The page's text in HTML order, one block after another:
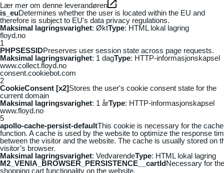
Lær mer om denne leverandøren
is_euDetermines whether the user is located within the EU and
therefore is subject to EU's data privacy regulations.
Maksimal lagringsvarighet: ØktType: HTML lokal lagring
floyd.no
1
PHPSESSIDPreserves user session state across page requests.
Maksimal lagringsvarighet: 1 dagType: HTTP-informasjonskapsel
www.collect.floyd.no
consent.cookiebot.com
2
CookieConsent [x2]Stores the user's cookie consent state for the
current domain
Maksimal lagringsvarighet: 1 årType: HTTP-informasjonskapsel
www.floyd.no
5
apollo-cache-persist-defaultThis cookie is necessary for the cache
function. A cache is used by the website to optimize the response
between the visitor and the website. The cache is usually stored on
visitor’s browser.
Maksimal lagringsvarighet: VedvarendeType: HTML lokal lagring
M2_VENIA_BROWSER_PERSISTENCE__cartIdNecessary for the
shopping cart functionality on the website.